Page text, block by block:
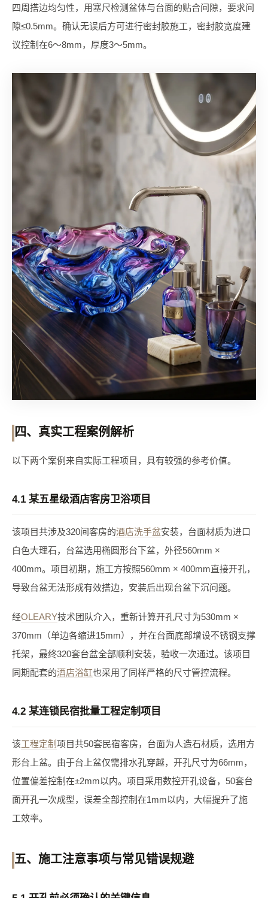
四周搭边均匀性，用塞尺检测盆体与台面的贴合间隙，要求间
隙≤0.5mm。确认无误后方可进行密封胶施工，密封胶宽度建
议控制在6～8mm，厚度3～5mm。
四、真实工程案例解析
以下两个案例来自实际工程项目，具有较强的参考价值。
4.1 某五星级酒店客房卫浴项目
该项目共涉及320间客房的酒店洗手盆安装，台面材质为进口
白色大理石，台盆选用椭圆形台下盆，外径560mm ×
400mm。项目初期，施工方按照560mm × 400mm直接开孔，
导致台盆无法形成有效搭边，安装后出现台盆下沉问题。
经OLEARY技术团队介入，重新计算开孔尺寸为530mm ×
370mm（单边各缩进15mm），并在台面底部增设不锈钢支撑
托架，最终320套台盆全部顺利安装，验收一次通过。该项目
同期配套的酒店浴缸也采用了同样严格的尺寸管控流程。
4.2 某连锁民宿批量工程定制项目
该工程定制项目共50套民宿客房，台面为人造石材质，选用方
形台上盆。由于台上盆仅需排水孔穿越，开孔尺寸为66mm，
位置偏差控制在±2mm以内。项目采用数控开孔设备，50套台
面开孔一次成型，误差全部控制在1mm以内，大幅提升了施
工效率。
五、施工注意事项与常见错误规避